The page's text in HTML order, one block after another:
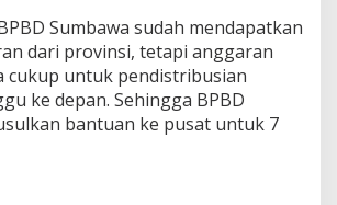
u
t
f
P
e
Sumbawa sudah mendapatkan
dari provinsi, tetapi anggaran
cukup untuk pendistribusian
ke depan. Sehingga BPBD
bantuan ke pusat untuk 7